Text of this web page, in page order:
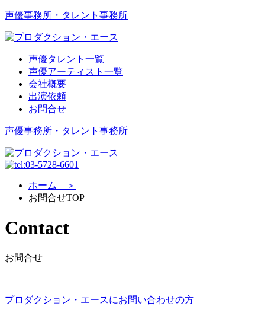
声優事務所・タレント事務所
声優タレント一覧
声優アーティスト一覧
会社概要
出演依頼
お問合せ
声優事務所・タレント事務所
ホーム ＞
お問合せTOP
Contact
お問合せ
プロダクション・エースにお問い合わせの方